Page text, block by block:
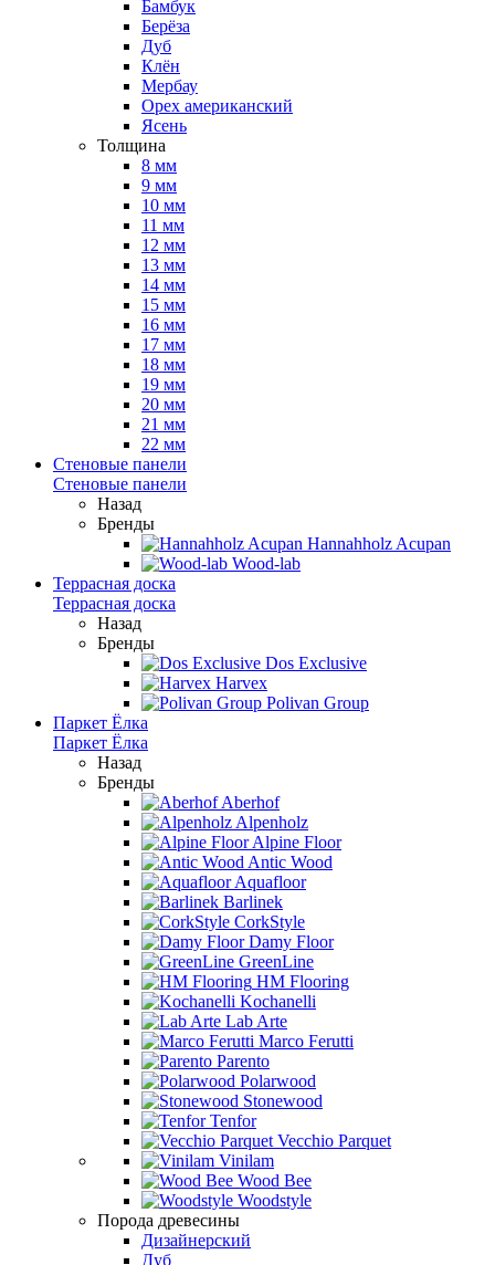
Бамбук
Берёза
Дуб
Клён
Мербау
Орех американский
Ясень
Толщина
8 мм
9 мм
10 мм
11 мм
12 мм
13 мм
14 мм
15 мм
16 мм
17 мм
18 мм
19 мм
20 мм
21 мм
22 мм
Стеновые панели
Стеновые панели
Назад
Бренды
Hannahholz Acupan
Wood-lab
Террасная доска
Террасная доска
Назад
Бренды
Dos Exclusive
Harvex
Polivan Group
Паркет Ёлка
Паркет Ёлка
Назад
Бренды
Aberhof
Alpenholz
Alpine Floor
Antic Wood
Aquafloor
Barlinek
CorkStyle
Damy Floor
GreenLine
HM Flooring
Kochanelli
Lab Arte
Marco Ferutti
Parento
Polarwood
Stonewood
Tenfor
Vecchio Parquet
Vinilam
Wood Bee
Woodstyle
Порода древесины
Дизайнерский
Дуб